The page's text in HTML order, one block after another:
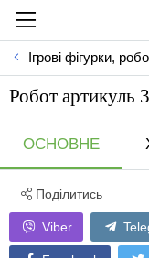
Ігрові фігурки,
Робот артикуль
ОСНОВНЕ
Поділитись
Viber